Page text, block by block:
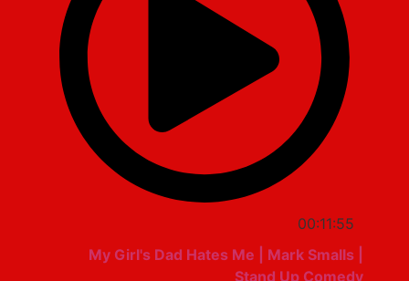
00:11:55
My Girl's Dad Hates Me | Mark Smalls |
Stand Up Comedy